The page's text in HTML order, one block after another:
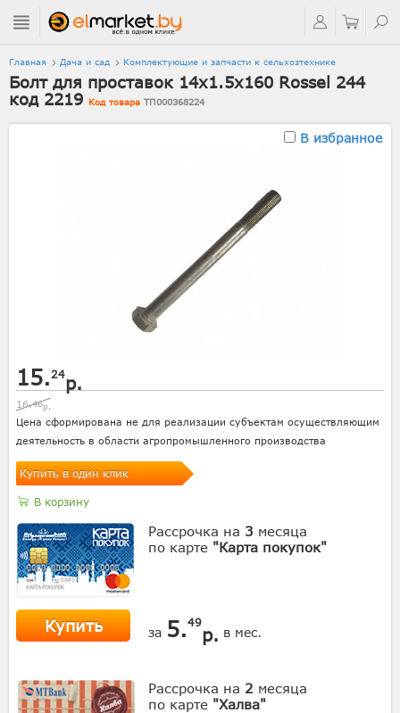
Главная Дача и сад Комплектующие и запчасти к сельхозтехнике
Болт для проставок 14x1.5x160 Rossel 244
код 2219 Код товара ТП000368224
В избранное
15. 24р.
16.46р.
Цена сформирована не для реализации субъектам осуществляющим
деятельность в области агропромышленного производства
Купить в один клик
В корзину
Рассрочка на 3 месяца
по карте "Карта покупок"
Купить за 5.49
р. в мес.
Рассрочка на 2 месяца
по карте "Халва"